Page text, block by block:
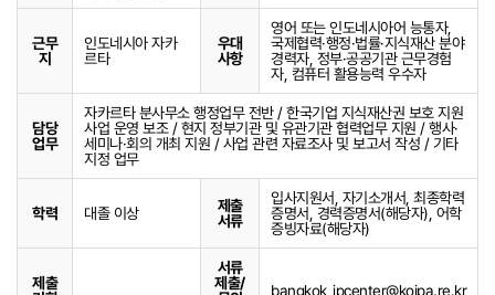
근무
지
인도네시아 자카
르타
우대
사항
영어 또는 인도네시아어 능통자,
국제협력·행정·법률·지식재산 분야
경력자, 정부·공공기관 근무경험
자, 컴퓨터 활용능력 우수자
담당
업무
자카르타 분사무소 행정업무 전반 / 한국기업 지식재산권 보호 지원
사업 운영 보조 / 현지 정부기관 및 유관기관 협력업무 지원 / 행사·
세미나·회의 개최 지원 / 사업 관련 자료조사 및 보고서 작성 / 기타
지정 업무
학력 대졸 이상
제출
서류
입사지원서, 자기소개서, 최종학력
증명서, 경력증명서(해당자), 어학
증빙자료(해당자)
제출
서류
제출/
bangkok_ipcenter@koipa.re.kr